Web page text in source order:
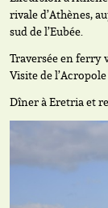
rivale d’Athènes,
sud de l’Eubée.
Traversée en ferry
Visite de
Dîner à Eretria et